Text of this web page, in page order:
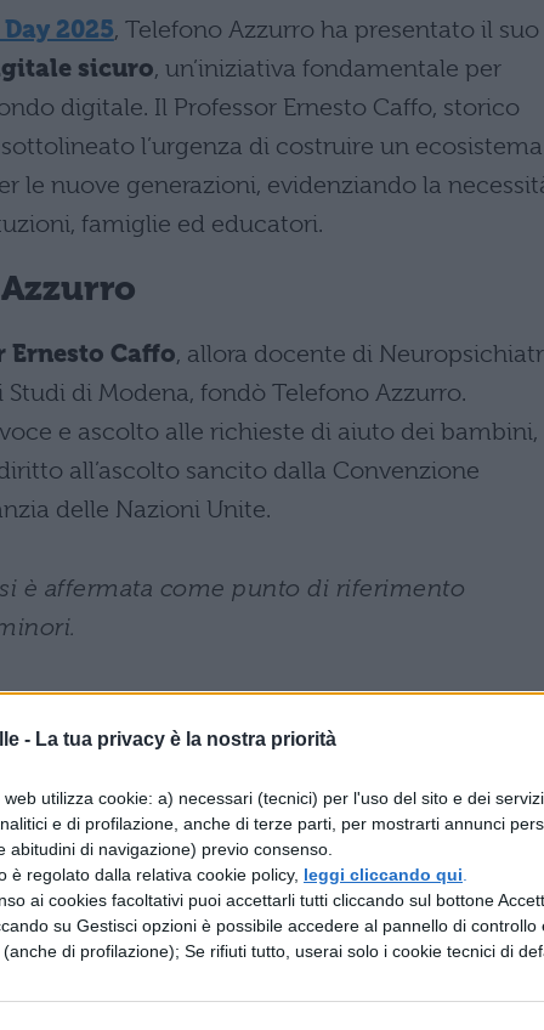
- La tua privacy è la nostra priorità
utilizza cookie: a) necessari (tecnici) per l'uso del sito e dei
e di profilazione, anche di terze parti, per mostrarti annunci
abitudini di navigazione) previo consenso.
è regolato dalla relativa cookie policy, leggi cliccando qui
ai cookies facoltativi puoi accettarli tutti cliccando sul bottone
su Gestisci opzioni è possibile accedere al pannello di controllo
di profilazione); Se rifiuti tutto, userai solo i cookie tecnici di
2025, Telefono Azzurro ha presentato il suo
sicuro, un’iniziativa fondamentale per
digitale. Il Professor Ernesto Caffo, storico
l’urgenza di costruire un ecosistema
le nuove generazioni, evidenziando la
famiglie ed educatori.
Ernesto Caffo, allora docente di
di Modena, fondò Telefono Azzurro.
e ascolto alle richieste di aiuto dei bambini,
all’ascolto sancito dalla Convenzione
delle Nazioni Unite.
è affermata come punto di riferimento
otto pilastri fondamentali
sicuro. Il primo principio sottolinea la
equo e protetto alle tecnologie digitali. Il
incentrato sui diritti dei minori, mentre il terzo
attraverso l’implementazione di safety-by-
alla